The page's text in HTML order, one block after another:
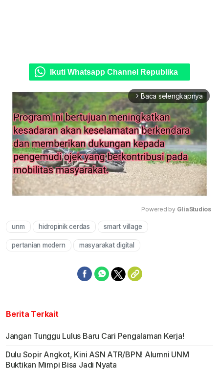
Ikuti Whatsapp Channel Republika
arrow_forward_ios Baca selengkapnya
Powered by GliaStudios
unm hidropinik cerdas smart village
pertanian modern masyarakat digital
Berita Terkait
Jangan Tunggu Lulus Baru Cari Pengalaman Kerja!
Dulu Sopir Angkot, Kini ASN ATR/BPN! Alumni UNM
Buktikan Mimpi Bisa Jadi Nyata